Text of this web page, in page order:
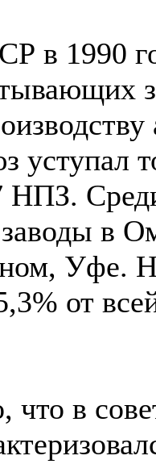
в 1990
НПЗ.
в
Уфе.
от
что в